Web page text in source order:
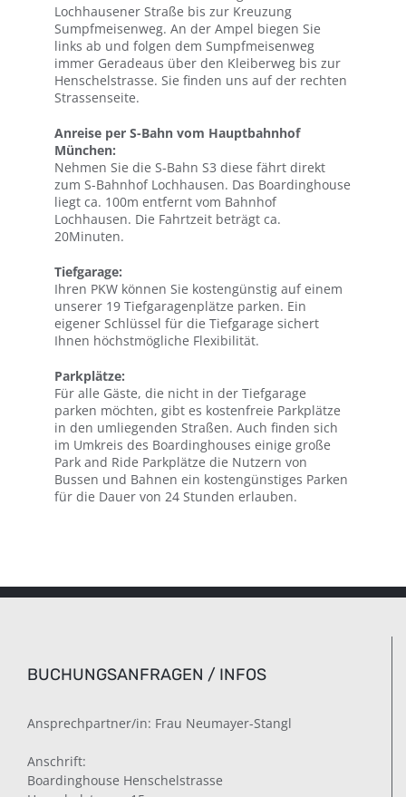
Lochhausener Straße bis zur Kreuzung
Sumpfmeisenweg. An der Ampel biegen Sie
links ab und folgen dem Sumpfmeisenweg
immer Geradeaus über den Kleiberweg bis zur
Henschelstrasse. Sie finden uns auf der rechten
Strassenseite.
Anreise per S-Bahn vom Hauptbahnhof
München:
Nehmen Sie die S-Bahn S3 diese fährt direkt
zum S-Bahnhof Lochhausen. Das Boardinghouse
liegt ca. 100m entfernt vom Bahnhof
Lochhausen. Die Fahrtzeit beträgt ca.
20Minuten.
Tiefgarage:
Ihren PKW können Sie kostengünstig auf einem
unserer 19 Tiefgaragenplätze parken. Ein
eigener Schlüssel für die Tiefgarage sichert
Ihnen höchstmögliche Flexibilität.
Parkplätze:
Für alle Gäste, die nicht in der Tiefgarage
parken möchten, gibt es kostenfreie Parkplätze
in den umliegenden Straßen. Auch finden sich
im Umkreis des Boardinghouses einige große
Park and Ride Parkplätze die Nutzern von
Bussen und Bahnen ein kostengünstiges Parken
für die Dauer von 24 Stunden erlauben.
BUCHUNGSANFRAGEN / INFOS
Ansprechpartner/in: Frau Neumayer-Stangl
Anschrift:
Boardinghouse Henschelstrasse